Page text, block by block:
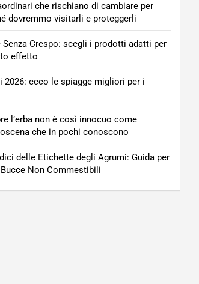
che rischiano di cambiare per
dovremmo visitarli e proteggerli
Crespo: scegli i prodotti adatti per
effetto
2026: ecco le spiagge migliori per i
l’erba non è così innocuo come
che in pochi conoscono
delle Etichette degli Agrumi: Guida per
Non Commestibili